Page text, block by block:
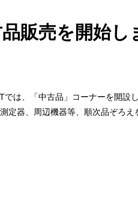
販売を開始し
では、「中古品」コーナーを開設し
定器、周辺機器等、順次品ぞろえ